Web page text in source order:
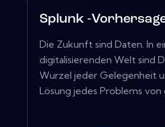
Splunk -
Die Zukunft sind Daten. In
digitalisierenden Welt sind
Wurzel jeder Gelegenheit
Lösung jedes Problems von